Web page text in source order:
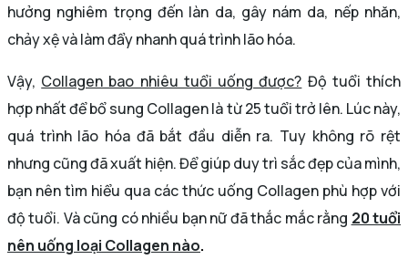
hưởng nghiêm trọng đến làn da, gây nám da, nếp nhăn,
chảy xệ và làm đẩy nhanh quá trình lão hóa.
Vậy, Collagen bao nhiêu tuổi uống được? Độ tuổi thích
hợp nhất để bổ sung Collagen là từ 25 tuổi trở lên. Lúc này,
quá trình lão hóa đã bắt đầu diễn ra. Tuy không rõ rệt
nhưng cũng đã xuất hiện. Để giúp duy trì sắc đẹp của mình,
bạn nên tìm hiểu qua các thức uống Collagen phù hợp với
độ tuổi. Và cũng có nhiều bạn nữ đã thắc mắc rằng 20 tuổi
nên uống loại Collagen nào.